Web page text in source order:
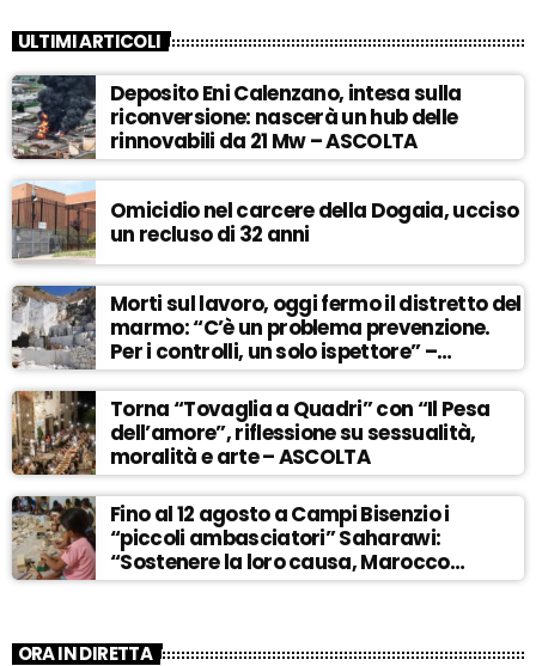
ULTIMI ARTICOLI
Deposito Eni Calenzano, intesa sulla
riconversione: nascerà un hub delle
rinnovabili da 21 Mw – ASCOLTA
Omicidio nel carcere della Dogaia, ucciso
un recluso di 32 anni
Morti sul lavoro, oggi fermo il distretto del
marmo: “C’è un problema prevenzione.
Per i controlli, un solo ispettore” –
ASCOLTA
Torna “Tovaglia a Quadri” con “Il Pesa
dell’amore”, riflessione su sessualità,
moralità e arte – ASCOLTA
Fino al 12 agosto a Campi Bisenzio i
“piccoli ambasciatori” Saharawi:
“Sostenere la loro causa, Marocco
sempre più invadente” – ASCOLTA
ORA IN DIRETTA